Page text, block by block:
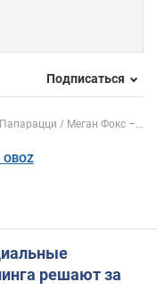
Подписаться
Папарацци Меган Фокс –...
решают за